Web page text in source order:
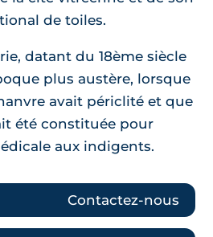
de toiles.
datant du 18ème siècle
plus austère, lorsque
avait périclité et que
été constituée pour
aux indigents.
Contactez-nous